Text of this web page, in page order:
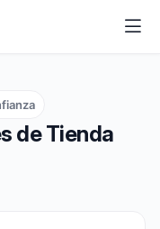
de Tienda